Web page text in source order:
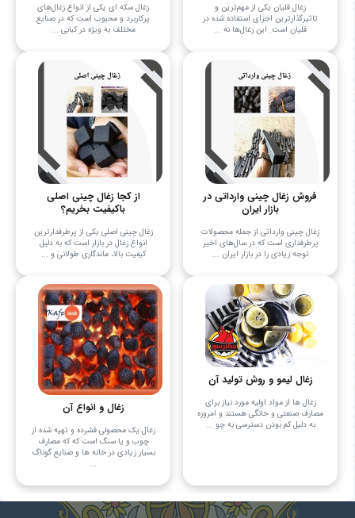
زغال قلیان یکی از مهم‌ترین و
تاثیرگذارترین اجزای استفاده شده در
قلیان است. این زغال‌ها نه ...
زغال سکه ای یکی از انواع زغال‌های
پرکاربرد و محبوب است که در صنایع
مختلف به ویژه در کبابی‌ ...
فروش زغال چینی وارداتی در
بازار ایران
زغال چینی وارداتی از جمله محصولات
پرطرفداری است که در سال‌های اخیر
توجه زیادی را در بازار ایران ...
از کجا زغال چینی اصلی
باکیفیت بخریم؟
زغال چینی اصلی یکی از پرطرفدارترین
انواع زغال در بازار است که به دلیل
کیفیت بالا، ماندگاری طولانی و ...
زغال لیمو و روش تولید آن
زغال ها از مواد اولیه مورد نیاز برای
مصارف صنعتی و خانگی هستند و امروزه
به دلیل کم بودن دسترسی به چو ...
زغال و انواع آن
زغال یک محصولی فشرده و تهیه شده از
چوب و یا سنگ است که که مصارف
بسیار زیادی در خانه ها و صنایع گوناگ
...